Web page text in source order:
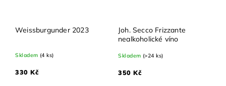
Weissburgunder 2023
Skladem (4 ks)
330 Kč
Joh. Secco Frizzante
nealkoholické víno
Skladem (>24 ks)
350 Kč